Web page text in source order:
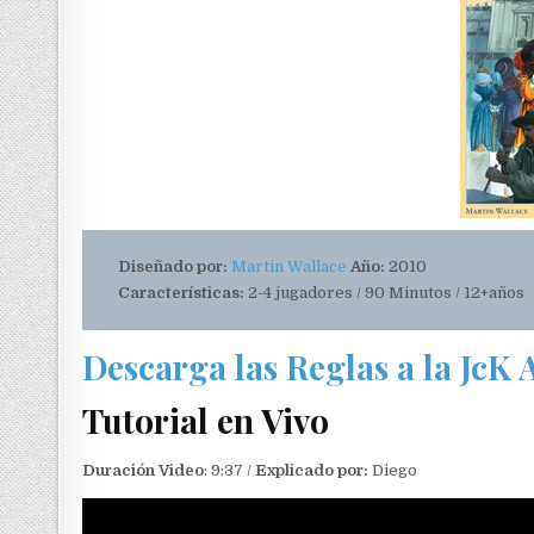
Diseñado por: Martin Wallace Año:2010
Características: 2-4 jugadores / 90 Minutos / 12+años
Descarga las Reglas a la JcK
Tutorial en Vivo
Duración Video: 9:37 /Explicado por: Diego